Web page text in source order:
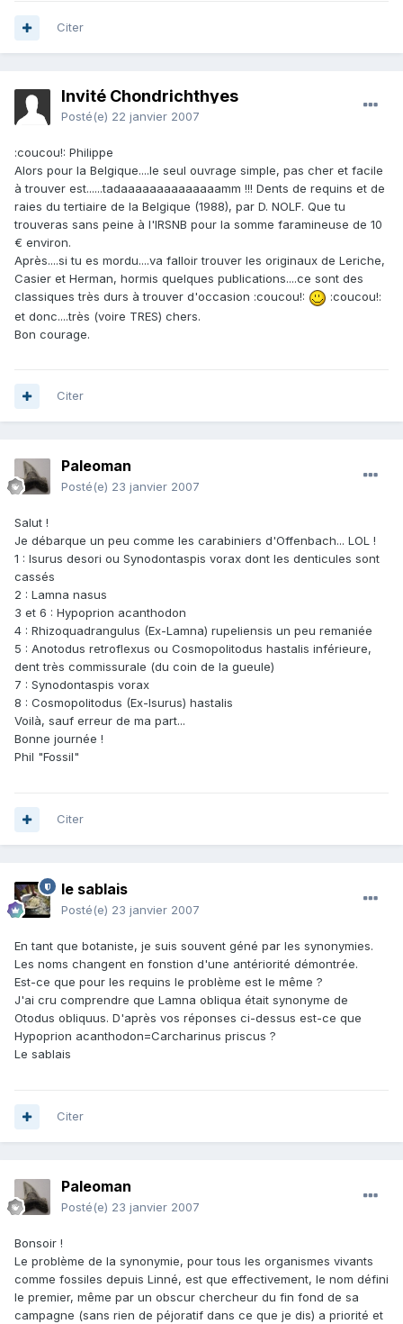
Citer
Invité Chondrichthyes
Posté(e) 22 janvier 2007
:coucou!: Philippe
Alors pour la Belgique....le seul ouvrage simple, pas cher et facile
à trouver est......tadaaaaaaaaaaaaaamm !!! Dents de requins et de
raies du tertiaire de la Belgique (1988), par D. NOLF. Que tu
trouveras sans peine à l'IRSNB pour la somme faramineuse de 10
€ environ.
Après....si tu es mordu....va falloir trouver les originaux de Leriche,
Casier et Herman, hormis quelques publications....ce sont des
classiques très durs à trouver d'occasion :coucou!:
:coucou!:
et donc....très (voire TRES) chers.
Bon courage.
Citer
Paleoman
Posté(e) 23 janvier 2007
Salut !
Je débarque un peu comme les carabiniers d'Offenbach... LOL !
1 : Isurus desori ou Synodontaspis vorax dont les denticules sont
cassés
2 : Lamna nasus
3 et 6 : Hypoprion acanthodon
4 : Rhizoquadrangulus (Ex-Lamna) rupeliensis un peu remaniée
5 : Anotodus retroflexus ou Cosmopolitodus hastalis inférieure,
dent très commissurale (du coin de la gueule)
7 : Synodontaspis vorax
8 : Cosmopolitodus (Ex-Isurus) hastalis
Voilà, sauf erreur de ma part...
Bonne journée !
Phil "Fossil"
Citer
le sablais
Posté(e) 23 janvier 2007
En tant que botaniste, je suis souvent géné par les synonymies.
Les noms changent en fonstion d'une antériorité démontrée.
Est-ce que pour les requins le problème est le même ?
J'ai cru comprendre que Lamna obliqua était synonyme de
Otodus obliquus. D'après vos réponses ci-dessus est-ce que
Hypoprion acanthodon=Carcharinus priscus ?
Le sablais
Citer
Paleoman
Posté(e) 23 janvier 2007
Bonsoir !
Le problème de la synonymie, pour tous les organismes vivants
comme fossiles depuis Linné, est que effectivement, le nom défini
le premier, même par un obscur chercheur du fin fond de sa
campagne (sans rien de péjoratif dans ce que je dis) a priorité et